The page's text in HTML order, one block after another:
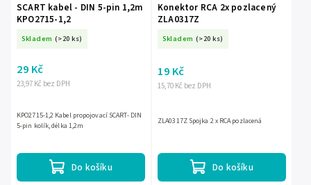
SCART kabel - DIN 5-pin 1,2m
KPO2715-1,2
Skladem (>20 ks)
23,97 Kč bez DPH
29 Kč
Do košíku
KPO2715-1,2 Kabel propojovací SCART- DIN
5-pin kolík, délka 1,2m
Konektor RCA 2x pozlacený
ZLA0317Z
Skladem (>20 ks)
15,70 Kč bez DPH
19 Kč
Do košíku
ZLA0317Z Spojka 2 x RCA pozlacená